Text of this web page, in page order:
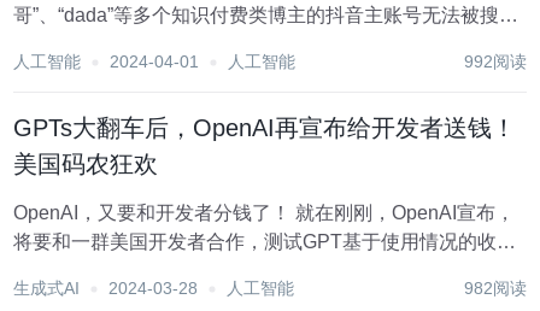
哥”、“dada”等多个知识付费类博主的抖音主账号无法被搜
不当利用AI生成虚拟人物的账号内容也被抖音平台下架，比
人工智能 2024-04-01 人工智能 992阅读
GPTs大翻车后，OpenAI再宣布给开发者送钱！
美国码农狂欢
OpenAI，又要和开发者分钱了！ 就在刚刚，OpenAI宣布，
将要和一群美国开发者合作，测试GPT基于使用情况的收
者的创造力和影响力得到回报。 今年1月GPT Store正式上线
生成式AI 2024-03-28 人工智能 982阅读